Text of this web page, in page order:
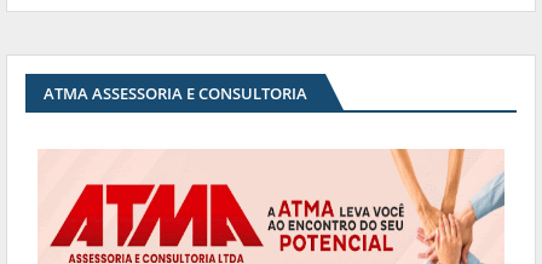
ATMA ASSESSORIA E CONSULTORIA